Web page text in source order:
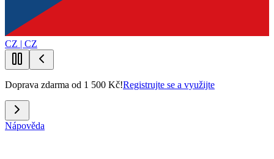
CZ | CZ
Doprava zdarma od 1 500 Kč!Registrujte se a využijte
Nápověda